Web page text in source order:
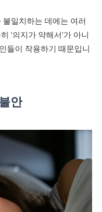
일치하는 데에는 여러
'의지가 약해서'가 아니
들이 작용하기 때문입니
안